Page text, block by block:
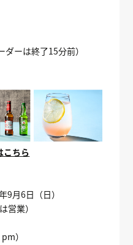
ーは終了15分前）
こちら
9月6日（日）
営業）
）